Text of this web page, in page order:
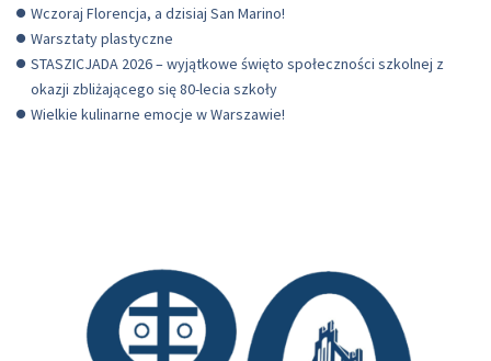
Wczoraj Florencja, a dzisiaj San Marino!
Warsztaty plastyczne
STASZICJADA 2026 – wyjątkowe święto społeczności szkolnej z
okazji zbliżającego się 80-lecia szkoły
Wielkie kulinarne emocje w Warszawie!